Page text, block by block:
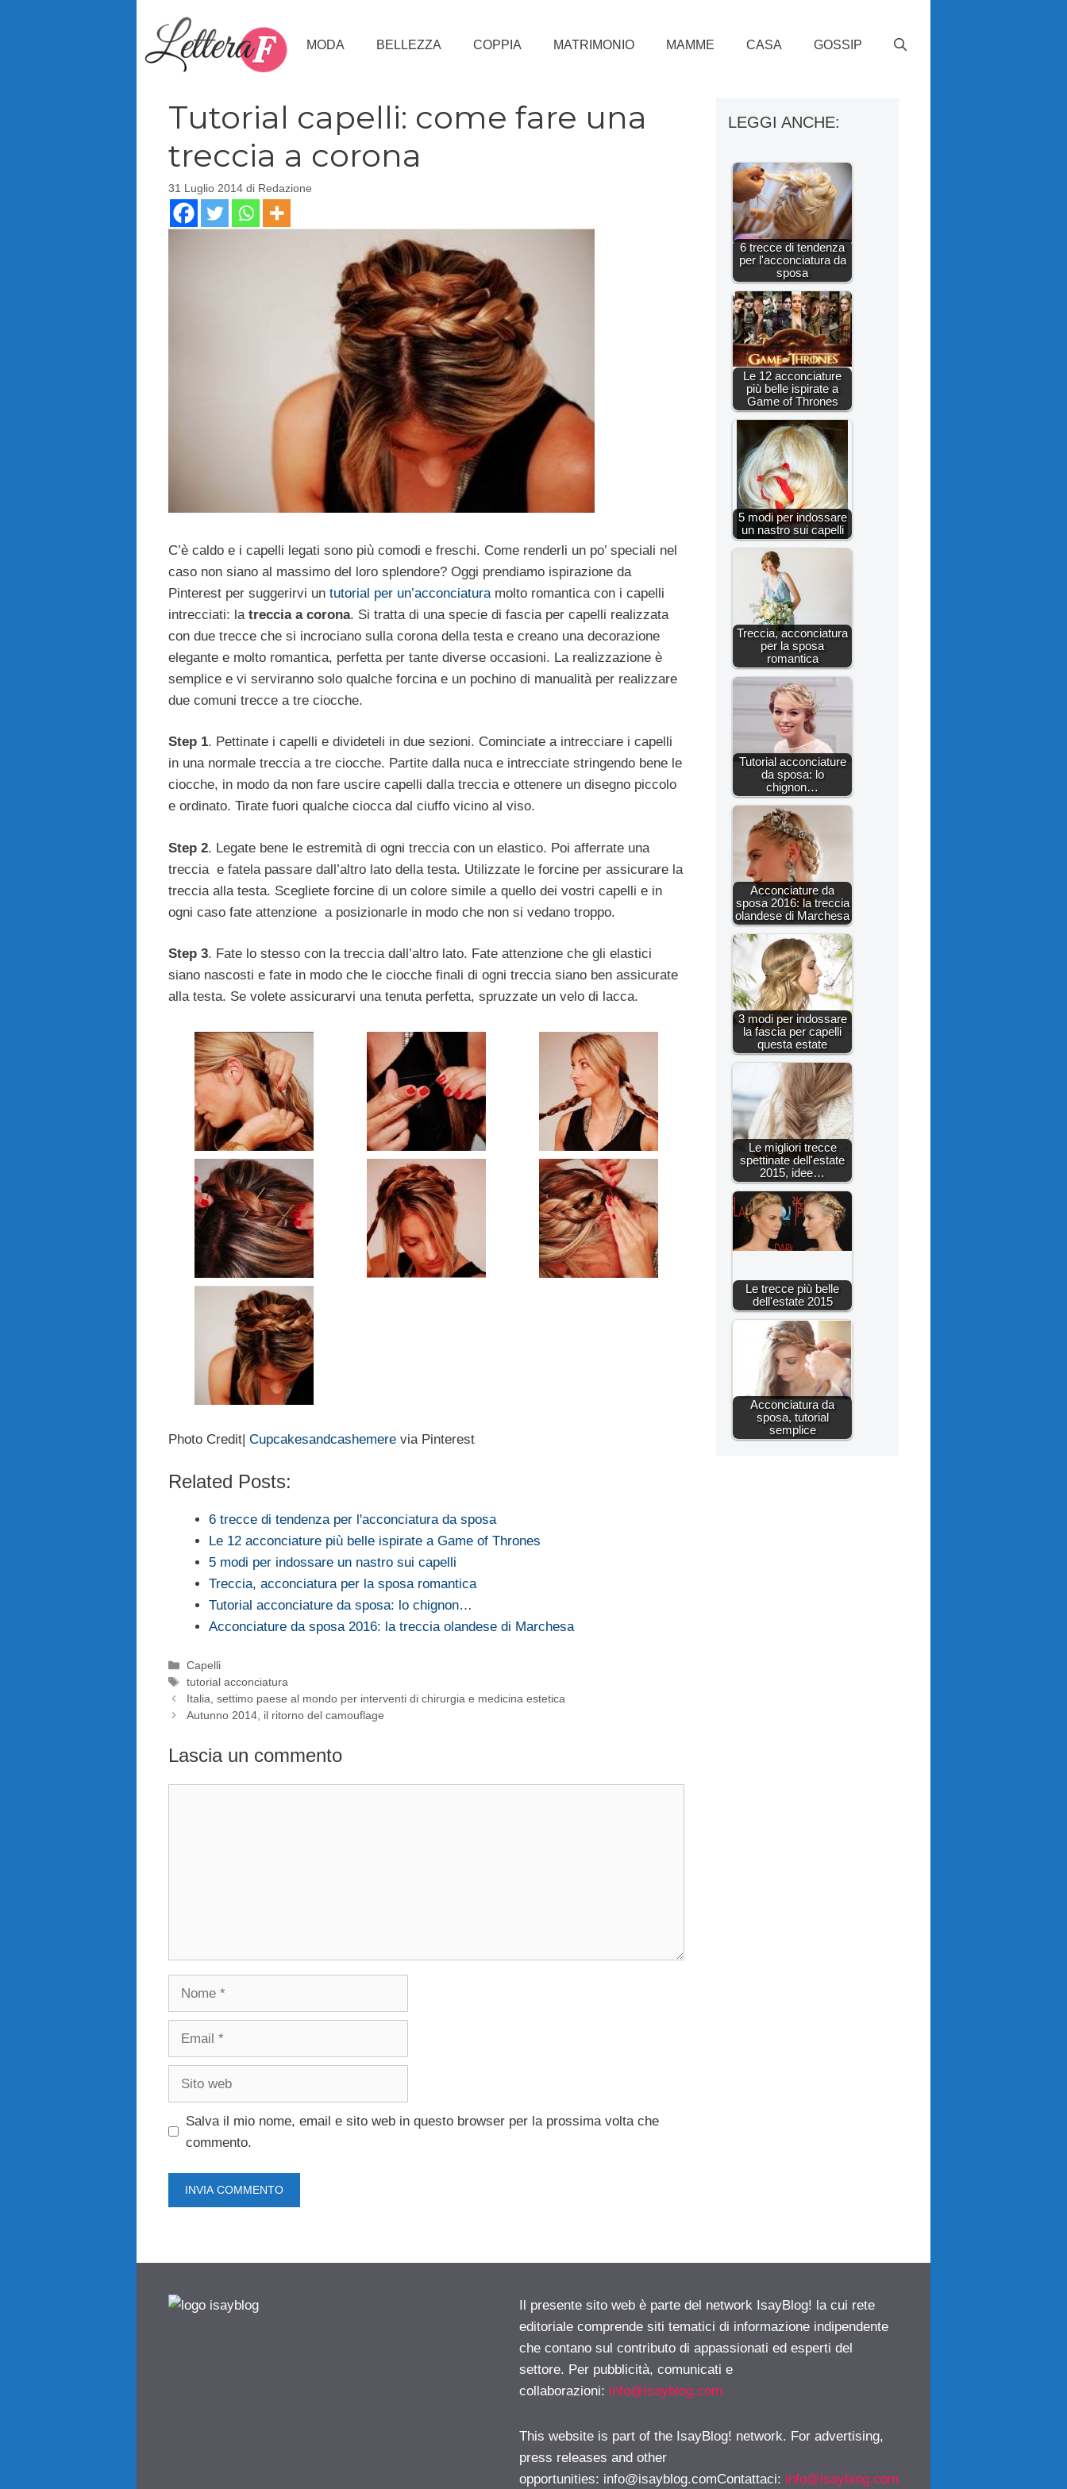
MODA BELLEZZA COPPIA MATRIMONIO MAMME CASA GOSSIP
Tutorial capelli: come fare una
treccia a corona
31 Luglio 2014 di Redazione
C’è caldo e i capelli legati sono più comodi e freschi. Come renderli un po’ speciali nel
caso non siano al massimo del loro splendore? Oggi prendiamo ispirazione da
Pinterest per suggerirvi un tutorial per un’acconciatura molto romantica con i capelli
intrecciati: la treccia a corona. Si tratta di una specie di fascia per capelli realizzata
con due trecce che si incrociano sulla corona della testa e creano una decorazione
elegante e molto romantica, perfetta per tante diverse occasioni. La realizzazione è
semplice e vi serviranno solo qualche forcina e un pochino di manualità per realizzare
due comuni trecce a tre ciocche.
Step 1. Pettinate i capelli e divideteli in due sezioni. Cominciate a intrecciare i capelli
in una normale treccia a tre ciocche. Partite dalla nuca e intrecciate stringendo bene le
ciocche, in modo da non fare uscire capelli dalla treccia e ottenere un disegno piccolo
e ordinato. Tirate fuori qualche ciocca dal ciuffo vicino al viso.
Step 2. Legate bene le estremità di ogni treccia con un elastico. Poi afferrate una
treccia e fatela passare dall’altro lato della testa. Utilizzate le forcine per assicurare la
treccia alla testa. Scegliete forcine di un colore simile a quello dei vostri capelli e in
ogni caso fate attenzione a posizionarle in modo che non si vedano troppo.
Step 3. Fate lo stesso con la treccia dall’altro lato. Fate attenzione che gli elastici
siano nascosti e fate in modo che le ciocche finali di ogni treccia siano ben assicurate
alla testa. Se volete assicurarvi una tenuta perfetta, spruzzate un velo di lacca.
Photo Credit| Cupcakesandcashemere via Pinterest
Related Posts:
6 trecce di tendenza per l'acconciatura da sposa
Le 12 acconciature più belle ispirate a Game of Thrones
5 modi per indossare un nastro sui capelli
Treccia, acconciatura per la sposa romantica
Tutorial acconciature da sposa: lo chignon…
Acconciature da sposa 2016: la treccia olandese di Marchesa
Categorie
Capelli
Tag
tutorial acconciatura
Italia, settimo paese al mondo per interventi di chirurgia e medicina estetica
Autunno 2014, il ritorno del camouflage
Lascia un commento
Salva il mio nome, email e sito web in questo browser per la prossima volta che
commento.
LEGGI ANCHE:
6 trecce di tendenza
per l'acconciatura da
sposa
Le 12 acconciature
più belle ispirate a
Game of Thrones
5 modi per indossare
un nastro sui capelli
Treccia, acconciatura
per la sposa
romantica
Tutorial acconciature
da sposa: lo
chignon…
Acconciature da
sposa 2016: la treccia
olandese di Marchesa
3 modi per indossare
la fascia per capelli
questa estate
Le migliori trecce
spettinate dell'estate
2015, idee…
Le trecce più belle
dell'estate 2015
Acconciatura da
sposa, tutorial
semplice
Il presente sito web è parte del network IsayBlog! la cui rete
editoriale comprende siti tematici di informazione indipendente
che contano sul contributo di appassionati ed esperti del
settore. Per pubblicità, comunicati e
collaborazioni: info@isayblog.com
This website is part of the IsayBlog! network. For advertising,
press releases and other
opportunities: info@isayblog.comContattaci: info@isayblog.com